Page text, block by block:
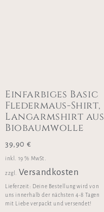
Einfarbiges Basic
Fledermaus-Shirt,
Langarmshirt aus
Biobaumwolle
39,90 €
inkl. 19 % MwSt.
zzgl. Versandkosten
Lieferzeit: Deine Bestellung wird von
uns innerhalb der nächsten 4-8 Tagen
mit Liebe verpackt und versendet!